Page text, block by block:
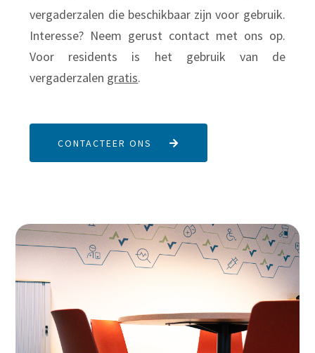
vergaderzalen die beschikbaar zijn voor gebruik.
Interesse? Neem gerust contact met ons op.
Voor residents is het gebruik van de
vergaderzalen gratis.
CONTACTEER ONS